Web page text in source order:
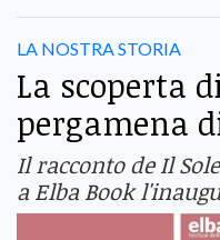
LA NOSTRA STORIA
La scoperta
pergamena
Il racconto de Il
a Elba Book